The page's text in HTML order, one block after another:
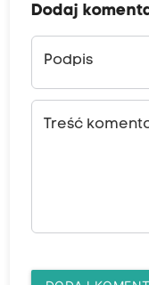
Dodaj
Podpis
Treść